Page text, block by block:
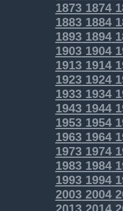
18731874
18831884
18931894
19031904
19131914
19231924
19331934
19431944
19531954
19631964
19731974
19831984
19931994
20032004